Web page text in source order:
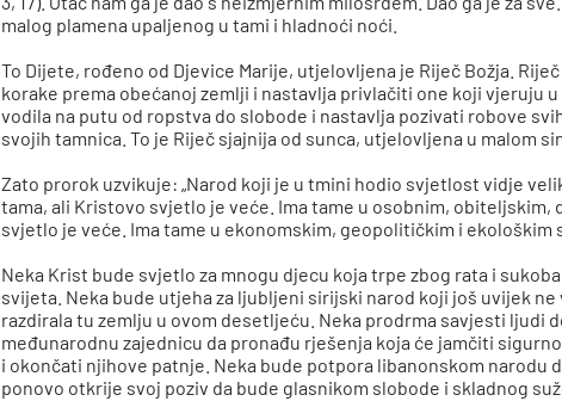
malog plamena upaljenog u tami i hladnoći noći.
To Dijete, rođeno od Djevice Marije, utjelovljena je Riječ Božja.
korake prema obećanoj zemlji i nastavlja privlačiti one koji vjeruju
vodila na putu od ropstva do slobode i nastavlja pozivati robove
svojih tamnica. To je Riječ sjajnija od sunca, utjelovljena u malom
Zato prorok uzvikuje: „Narod koji je u tmini hodio svjetlost vidje
tama, ali Kristovo svjetlo je veće. Ima tame u osobnim,
svjetlo je veće. Ima tame u ekonomskim, geopolitičkim i ekološkim
Neka Krist bude svjetlo za mnogu djecu koja trpe zbog rata i
svijeta. Neka bude utjeha za ljubljeni sirijski narod koji još uvijek
razdirala tu zemlju u ovom desetljeću. Neka prodrma savjesti ljudi
međunarodnu zajednicu da pronađu rješenja koja će jamčiti
i okončati njihove patnje. Neka bude potpora libanonskom narodu
ponovo otkrije svoj poziv da bude glasnikom slobode i skladnog